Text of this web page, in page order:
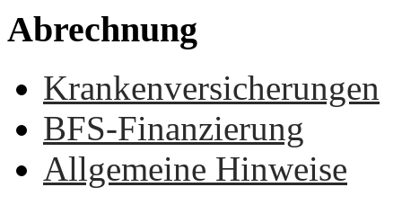
Abrechnung
Krankenversicherungen
BFS-Finanzierung
Allgemeine Hinweise